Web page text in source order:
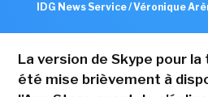
IDG News Service / Véronique
La version de Skype pour
été mise brièvement à